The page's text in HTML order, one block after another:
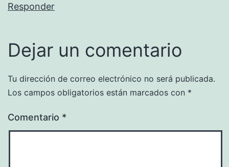
Responder
Dejar un comentario
Tu dirección de correo electrónico no será publicada.
Los campos obligatorios están marcados con *
Comentario *